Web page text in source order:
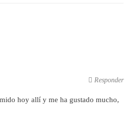
Responder
hoy allí y me ha gustado mucho,